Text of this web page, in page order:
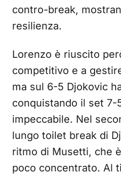
contro-break,
resilienza.
Lorenzo è riuscito
competitivo e a
ma sul 6-5 Djokovic
conquistando il set 7-
impeccabile. Nel
lungo toilet break di
ritmo di Musetti, che
poco concentrato. Al